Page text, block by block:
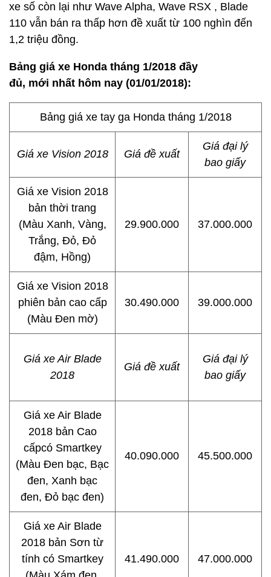
xe số còn lại như Wave Alpha, Wave RSX , Blade
110 vẫn bán ra thấp hơn đề xuất từ 100 nghìn đến
1,2 triệu đồng.
Bảng giá xe Honda tháng 1/2018 đầy
đủ, mới nhất hôm nay (01/01/2018):
Bảng giá xe tay ga Honda tháng 1/2018
Giá xe Vision 2018 Giá đề xuất
Giá đại lý
bao giấy
Giá xe Vision 2018
bản thời trang
(Màu Xanh, Vàng,
Trắng, Đỏ, Đỏ
đậm, Hồng)
29.900.000 37.000.000
Giá xe Vision 2018
phiên bản cao cấp
(Màu Đen mờ)
30.490.000 39.000.000
Giá xe Air Blade
2018
Giá đề xuất
Giá đại lý
bao giấy
Giá xe Air Blade
2018 bản Cao
cấpcó Smartkey
(Màu Đen bạc, Bạc
đen, Xanh bạc
đen, Đỏ bạc đen)
40.090.000 45.500.000
Giá xe Air Blade
2018 bản Sơn từ
tính có Smartkey
41.490.000 47.000.000